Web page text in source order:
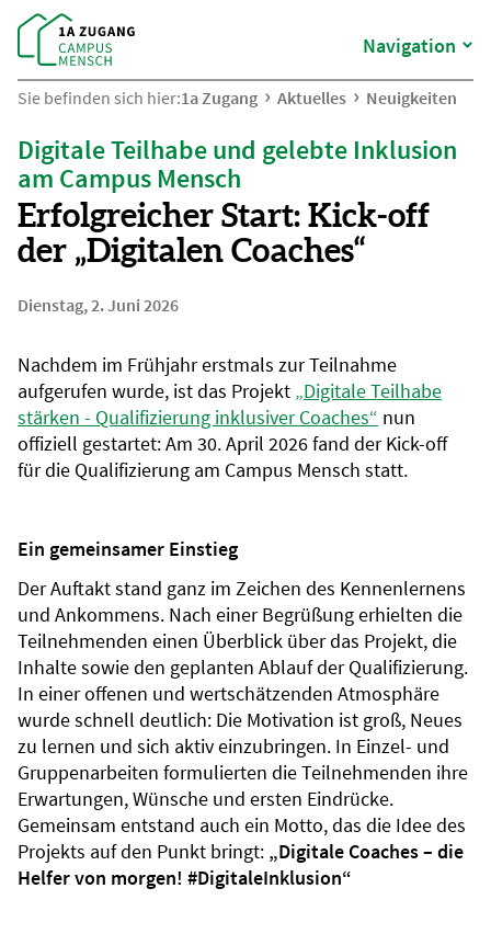
Navigation
Sie befinden sich hier:1a Zugang Aktuelles Neuigkeiten
Digitale Teilhabe und gelebte Inklusion
am Campus Mensch
Erfolgreicher Start: Kick-off
der „Digitalen Coaches“
Dienstag, 2. Juni 2026
Nachdem im Frühjahr erstmals zur Teilnahme
aufgerufen wurde, ist das Projekt „Digitale Teilhabe
stärken - Qualifizierung inklusiver Coaches“ nun
offiziell gestartet: Am 30. April 2026 fand der Kick-off
für die Qualifizierung am Campus Mensch statt.
Ein gemeinsamer Einstieg
Der Auftakt stand ganz im Zeichen des Kennenlernens
und Ankommens. Nach einer Begrüßung erhielten die
Teilnehmenden einen Überblick über das Projekt, die
Inhalte sowie den geplanten Ablauf der Qualifizierung.
In einer offenen und wertschätzenden Atmosphäre
wurde schnell deutlich: Die Motivation ist groß, Neues
zu lernen und sich aktiv einzubringen. In Einzel- und
Gruppenarbeiten formulierten die Teilnehmenden ihre
Erwartungen, Wünsche und ersten Eindrücke.
Gemeinsam entstand auch ein Motto, das die Idee des
Projekts auf den Punkt bringt: „Digitale Coaches – die
Helfer von morgen! #DigitaleInklusion“